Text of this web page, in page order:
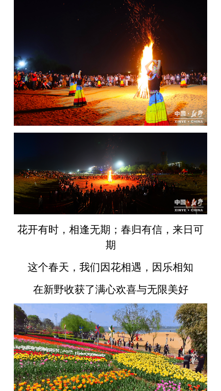
花开有时，相逢无期；春归有信，来日可
期
这个春天，我们因花相遇，因乐相知
在新野收获了满心欢喜与无限美好